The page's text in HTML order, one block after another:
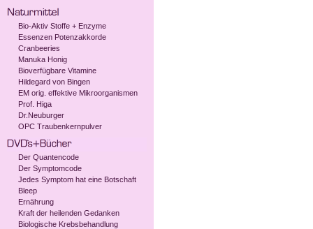
Bio-Aktiv Stoffe + Enzyme
Essenzen Potenzakkorde
Cranbeeries
Manuka Honig
Bioverfügbare Vitamine
Hildegard von Bingen
EM orig. effektive Mikroorganismen
Prof. Higa
Dr.Neuburger
OPC Traubenkernpulver
Der Quantencode
Der Symptomcode
Jedes Symptom hat eine Botschaft
Bleep
Ernährung
Kraft der heilenden Gedanken
Biologische Krebsbehandlung